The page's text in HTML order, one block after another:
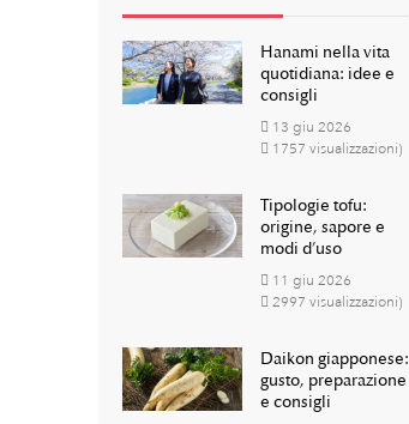
Hanami nella vita
quotidiana: idee e
consigli
13 giu 2026
1757 visualizzazioni)
Tipologie tofu:
origine, sapore e
modi d’uso
11 giu 2026
2997 visualizzazioni)
Daikon giapponese:
gusto, preparazione
e consigli